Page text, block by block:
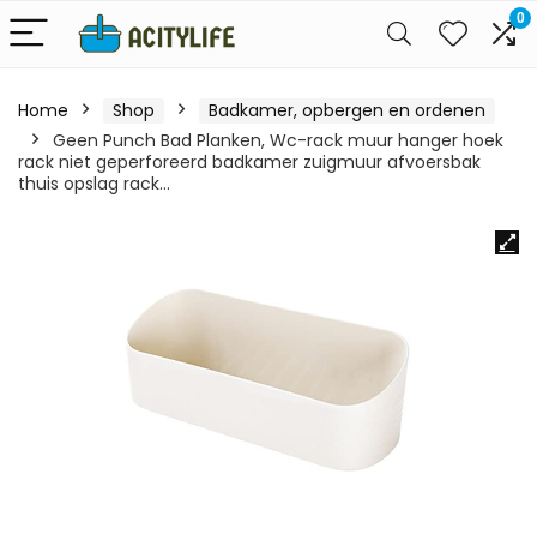
0
Home Shop
Badkamer, opbergen en ordenen
Geen Punch Bad Planken, Wc-rack muur hanger hoek
rack niet geperforeerd badkamer zuigmuur afvoersbak
thuis opslag rack…